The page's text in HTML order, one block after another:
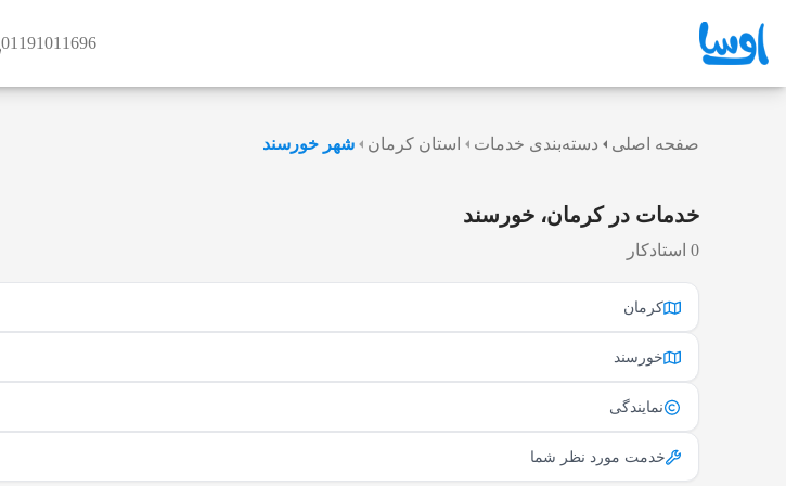
01191011696
صفحه اصلی دسته‌بندی خدمات استان کرمان شهر خورسند
خدمات در کرمان، خورسند
0 استادکار
کرمان
خورسند
نمایندگی
خدمت مورد نظر شما